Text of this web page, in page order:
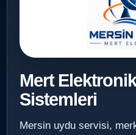
Mert
Sistemleri
Mersin uydu servisi,